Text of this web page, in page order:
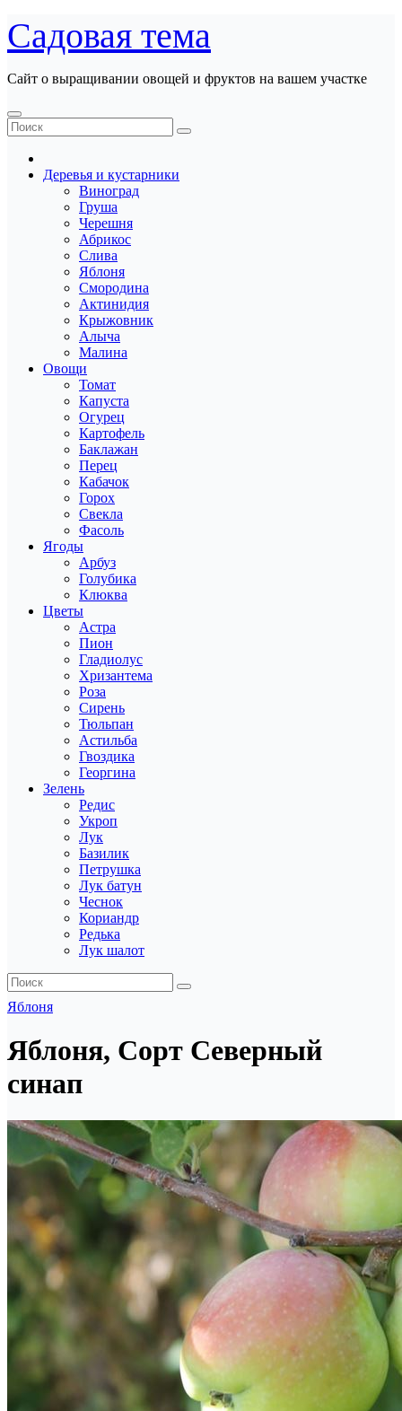
Перейти
к
содержанию
Садовая тема
Сайт о выращивании овощей и фруктов на вашем участке
Деревья и кустарники
Виноград
Груша
Черешня
Абрикос
Слива
Яблоня
Смородина
Актинидия
Крыжовник
Алыча
Малина
Овощи
Томат
Капуста
Огурец
Картофель
Баклажан
Перец
Кабачок
Горох
Свекла
Фасоль
Ягоды
Арбуз
Голубика
Клюква
Цветы
Астра
Пион
Гладиолус
Хризантема
Роза
Сирень
Тюльпан
Астильба
Гвоздика
Георгина
Зелень
Редис
Укроп
Лук
Базилик
Петрушка
Лук батун
Чеснок
Кориандр
Редька
Лук шалот
Яблоня
Яблоня, Сорт Северный
синап